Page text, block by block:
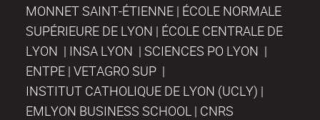
MONNET SAINT-ÉTIENNE | ÉCOLE NORMALE
SUPÉRIEURE DE LYON | ÉCOLE CENTRALE DE
LYON | INSA LYON | SCIENCES PO LYON |
ENTPE | VETAGRO SUP |
INSTITUT CATHOLIQUE DE LYON (UCLY) |
EMLYON BUSINESS SCHOOL | CNRS